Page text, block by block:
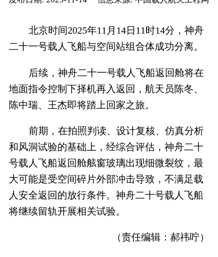
北京时间2025年11月14日11时14分，神舟
二十一号载人飞船与空间站组合体成功分离。
后续，神舟二十一号载人飞船返回舱将在
地面指令控制下择机再入返回，航天员陈冬、
陈中瑞、王杰即将踏上回家之旅。
前期，在拍照判读、设计复核、仿真分析
和风洞试验的基础上，经综合评估，神舟二十
号载人飞船返回舱舷窗玻璃出现细微裂纹，最
大可能是受空间碎片外部冲击导致，不满足载
人安全返回的放行条件。神舟二十号载人飞船
将继续留轨开展相关试验。
（责任编辑：郝祎咛）